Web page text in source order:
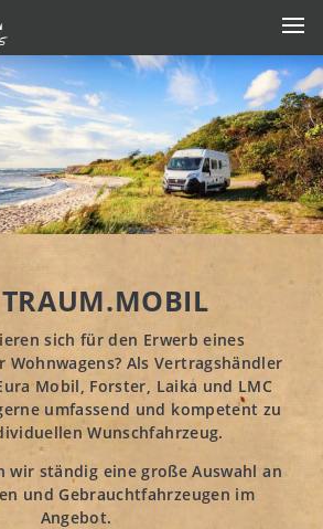
sich für den Erwerb eines
Wohnwagens? Als Vertragshändler
Mobil, Forster, Laika und LMC
umfassend und kompetent zu
Wunschfahrzeug.
wir ständig eine große Auswahl an
und Gebrauchtfahrzeugen im
Angebot.